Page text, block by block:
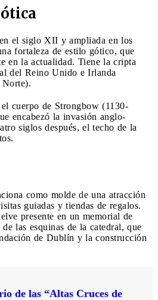
el siglo XII y ampliada en los
fortaleza de estilo gótico, que
en la actualidad. Tiene la cripta
del Reino Unido e Irlanda
Norte).
cuerpo de Strongbow (1130-
encabezó la invasión anglo-
siglos después, el techo de la
como molde de una atracción
guiadas y tiendas de regalos.
presente en un memorial de
las esquinas de la catedral, que
de Dublín y la construcción
de las “Altas Cruces de